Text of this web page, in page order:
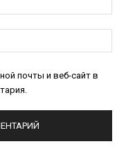
почты и веб-сайт в